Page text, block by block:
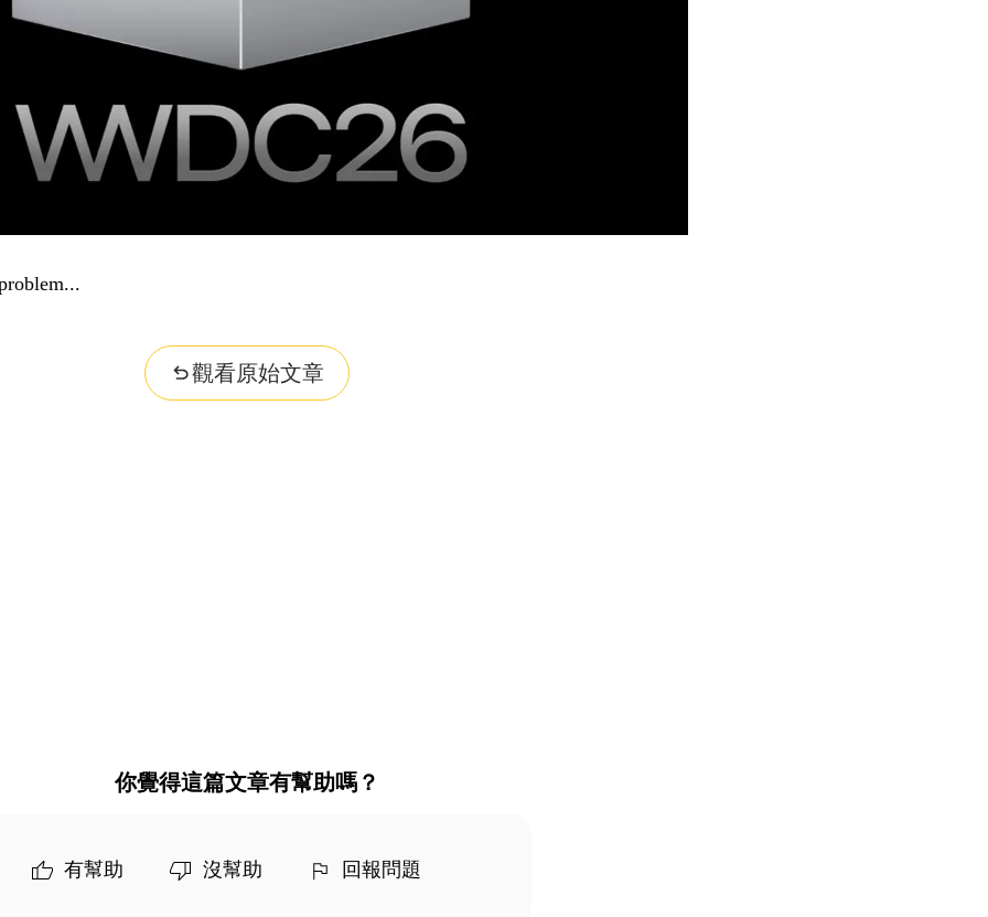
question...
觀看原始文章
你覺得這篇文章有幫助嗎？
有幫助 沒幫助 回報問題